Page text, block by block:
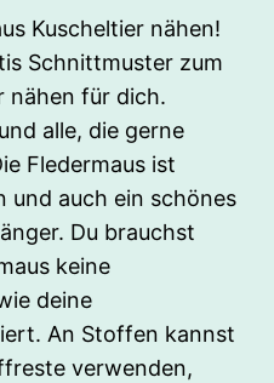
Kuscheltier nähen!
Schnittmuster zum
nähen für dich.
alle, die gerne
Fledermaus ist
und auch ein schönes
Du brauchst
keine
deine
An Stoffen kannst
verwenden,